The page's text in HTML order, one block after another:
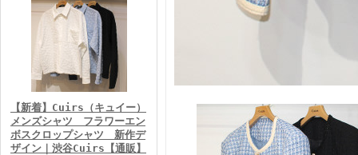
FINEBOYS2026年4月号
【新着】Cuirs（キュイー）
メンズシャツ フラワーエン
ボスクロップシャツ 新作デ
ザイン｜渋谷Cuirs【通販】